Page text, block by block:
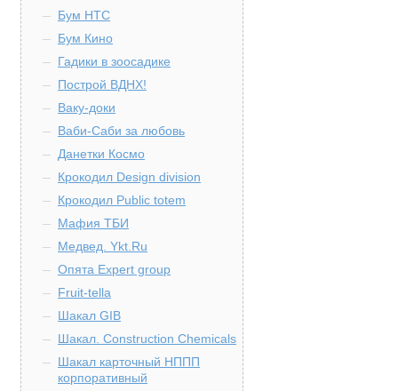
Бум HTC
Бум Кино
Гадики в зоосадике
Построй ВДНХ!
Ваку-доки
Ваби-Саби за любовь
Данетки Космо
Крокодил Design division
Крокодил Public totem
Мафия ТБИ
Медвед. Ykt.Ru
Опята Expert group
Fruit-tella
Шакал GIB
Шакал. Construction Chemicals
Шакал карточный НППП
корпоративный